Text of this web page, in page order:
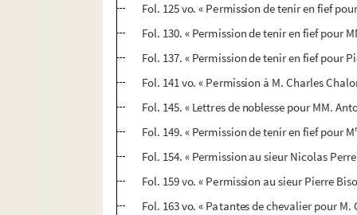
Fol. 125 vo. « Permission de tenir en fief
Fol. 130. « Permission de tenir en fief pour
Fol. 137. « Permission de tenir en fief pour
Fol. 141 vo. « Permission à M. Charles
Fol. 145. « Lettres de noblesse pour MM.
Fol. 149. « Permission de tenir en fief pour M
Fol. 154. « Permission au sieur Nicolas
Fol. 159 vo. « Permission au sieur Pierre
Fol. 163 vo. « Patantes de chevalier pour